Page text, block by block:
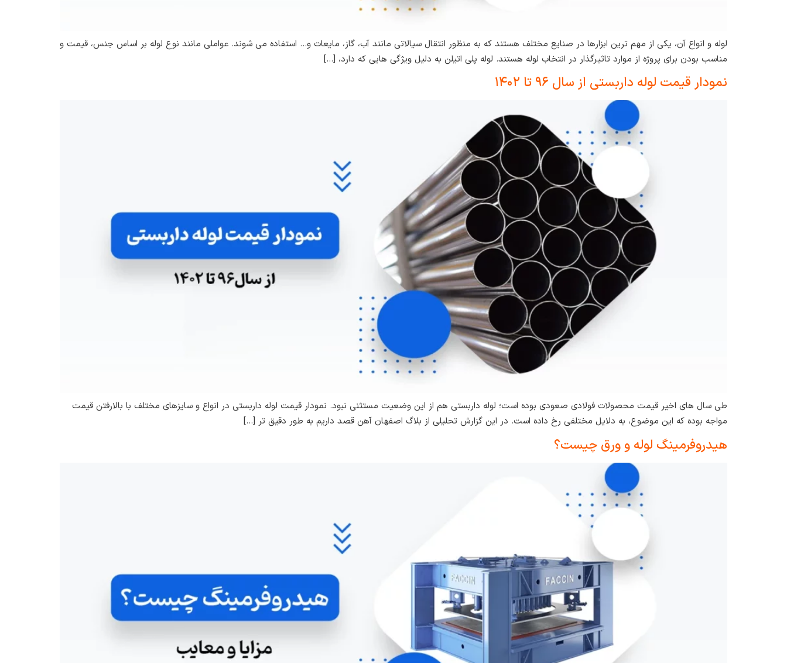
لوله و انواع آن، یکی از مهم‌ ترین ابزارها در صنایع مختلف هستند که به منظور انتقال سیالاتی مانند آب، گاز، مایعات و… استفاده می‌ شوند. عواملی مانند نوع لوله بر اساس جنس، قیمت و
مناسب بودن برای پروژه از موارد تاثیرگذار در انتخاب لوله هستند. لوله پلی اتیلن به دلیل ویژگی‌ هایی که دارد، […]
نمودار قیمت لوله داربستی از سال ۹۶ تا ۱۴۰۲
طی سال های اخیر قیمت محصولات فولادی صعودی بوده است؛ لوله داربستی هم از این وضعیت مستثنی نبود. نمودار قیمت لوله داربستی در انواع و سایزهای مختلف با بالارفتن قیمت
مواجه بوده که این موضوع، به دلایل مختلفی رخ داده است. در این گزارش تحلیلی از بلاگ اصفهان آهن قصد داریم به طور دقیق تر […]
هیدروفرمینگ لوله و ورق چیست؟